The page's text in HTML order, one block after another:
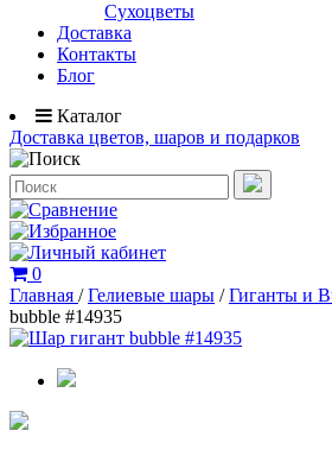
Сухоцветы
Доставка
Контакты
Блог
Каталог
Доставка цветов, шаров и подарков
0
Главная /Гелиевые шары /Гиганты и
bubble #14935